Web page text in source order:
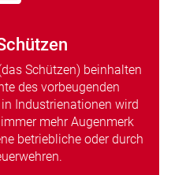
Schützen) beinhalten
des vorbeugenden
Industrienationen wird
mehr Augenmerk
betriebliche oder durch